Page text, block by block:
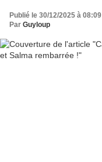
Publié le 30/12/2025 à 08:09
Par Guyloup